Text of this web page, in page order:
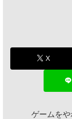
X
ゲームを